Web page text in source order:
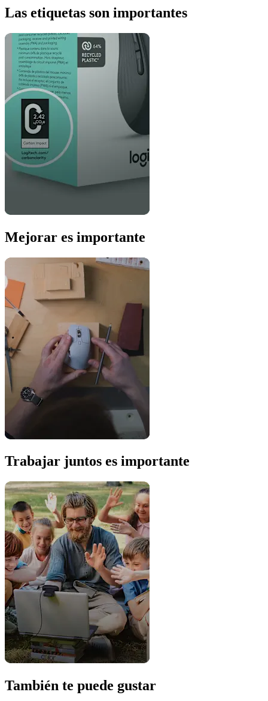
Las etiquetas son importantes
Mejorar es importante
Trabajar juntos es importante
También te puede gustar